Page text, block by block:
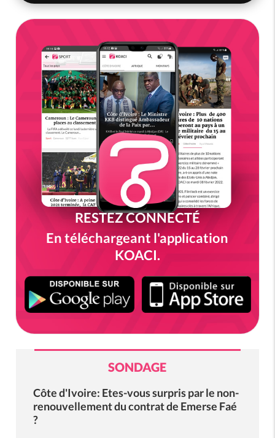
RESTEZ CONNECTÉ
En téléchargeant l'application
KOACI.
SONDAGE
Côte d'Ivoire: Etes-vous surpris par le non-
renouvellement du contrat de Emerse Faé
?